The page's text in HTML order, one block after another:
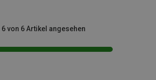
6 von 6 Artikel angesehen